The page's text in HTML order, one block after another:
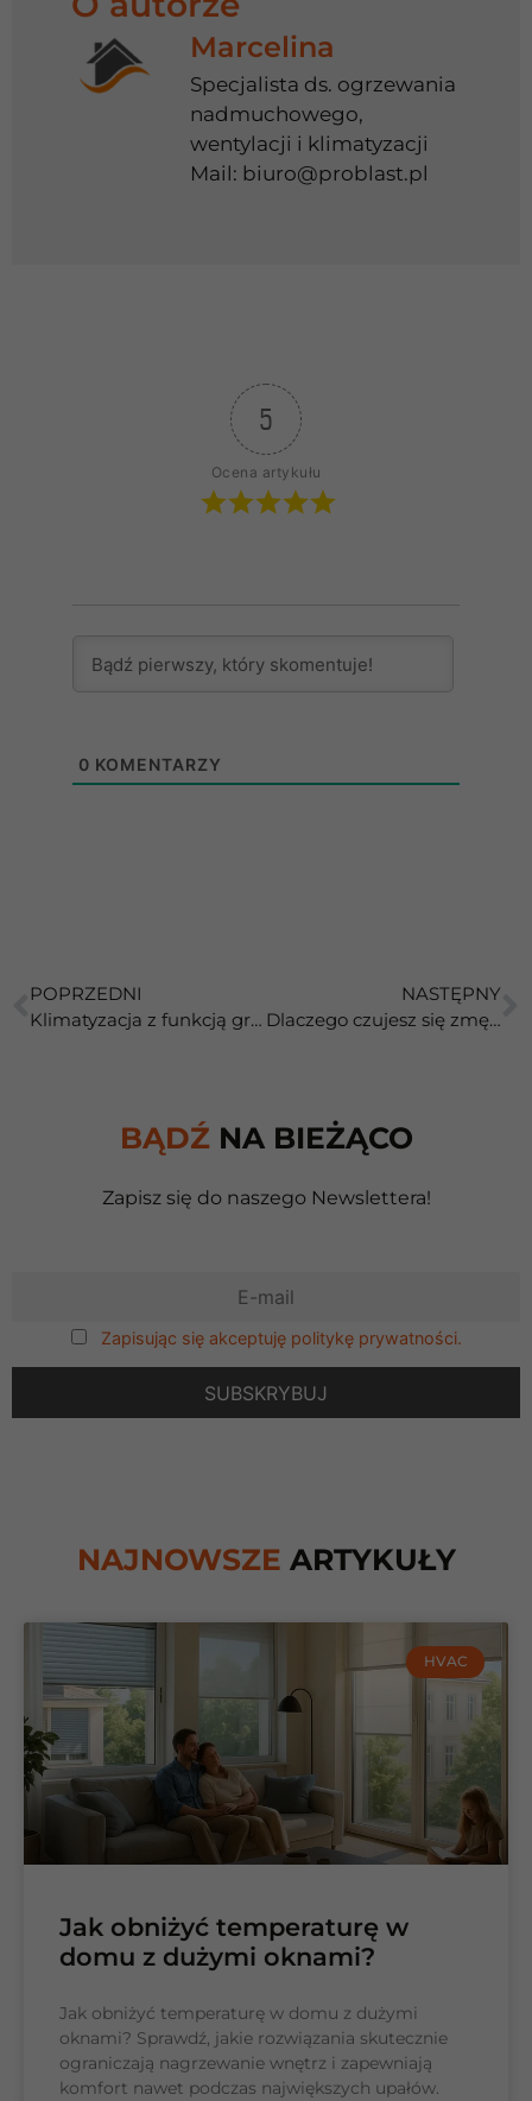
Marcelina
Specjalista ds. ogrzewania
nadmuchowego,
wentylacji i klimatyzacji
Mail: biuro@problast.pl
5
Ocena artykułu
0 KOMENTARZY
POPRZEDNI
Klimatyzacja z funkcją grzania, czyli czy warto inwestować w model całoroczny?
NASTĘPNY
Dlaczego czujesz się zmęczony we własnym domu? Powód może Cię zaskoczyć
BĄDŹ NA BIEŻĄCO
Zapisz się do naszego Newslettera!
Zapisując się akceptuję politykę prywatności.
NAJNOWSZE ARTYKUŁY
HVAC
Jak obniżyć temperaturę w
domu z dużymi oknami?
Jak obniżyć temperaturę w domu z dużymi
oknami? Sprawdź, jakie rozwiązania skutecznie
ograniczają nagrzewanie wnętrz i zapewniają
komfort nawet podczas największych upałów.